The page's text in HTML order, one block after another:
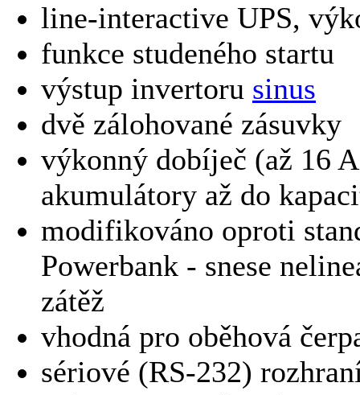
line-interactive UPS,
funkce studeného startu
výstup invertoru sinus
dvě zálohované zásuvky
výkonný dobíječ (až 16
akumulátory až do
modifikováno oproti
Powerbank - snese
zátěž
vhodná pro oběhová
sériové (RS-232)